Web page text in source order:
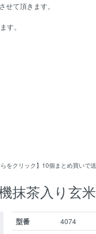
て頂きます。
す。
らをクリック】10個まとめ買いで
抹茶入り玄
型番
4074